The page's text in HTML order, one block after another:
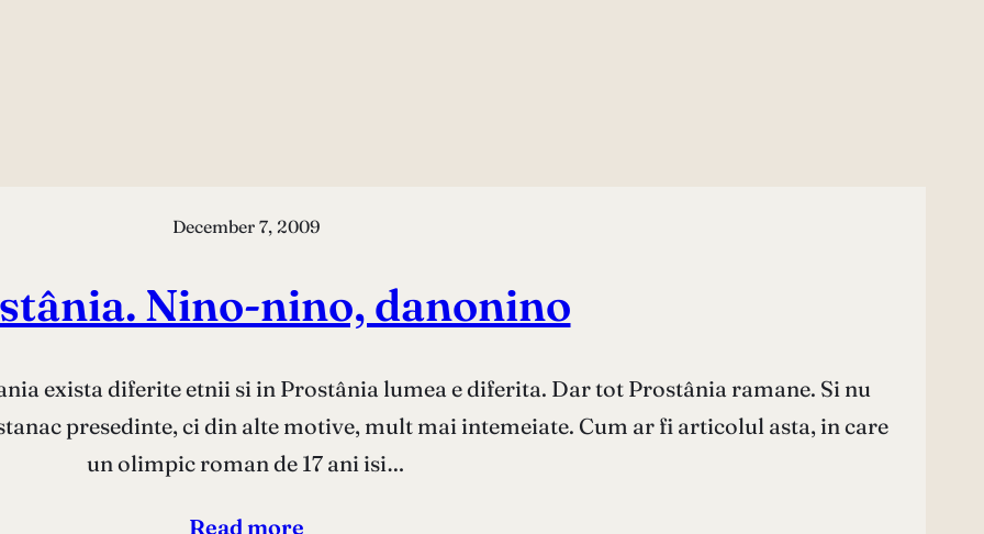
December 7, 2009
Nino-nino, danonino
exista diferite etnii si in Prostânia lumea e diferita. Dar tot Prostânia ramane. Si nu
presedinte, ci din alte motive, mult mai intemeiate. Cum ar fi articolul asta, in care
un olimpic roman de 17 ani isi…
Read more